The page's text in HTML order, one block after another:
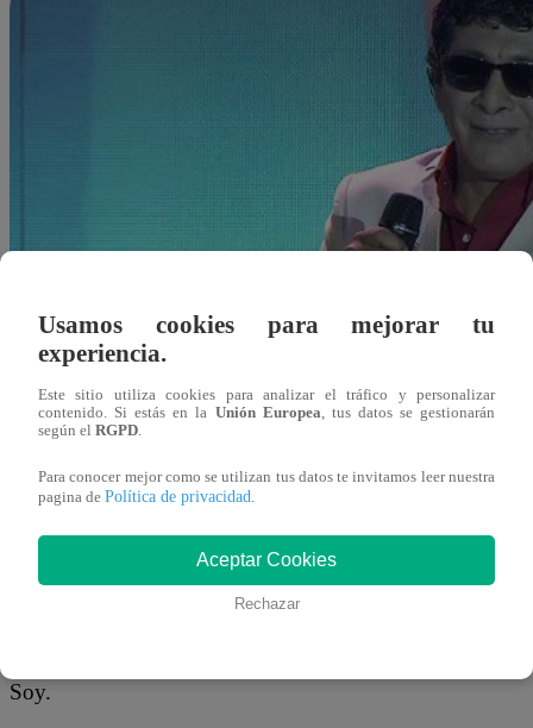
06 de septiembre 2018
Soy.
Usamos cookies para mejorar tu
experiencia.
Este sitio utiliza cookies para analizar el tráfico y personalizar
contenido. Si estás en la Unión Europea , tus datos se gestionarán
según el RGPD
Para conocer mejor como se utilizan tus datos te invitamos leer nuestra
pagina de Política de privacidad
Aceptar Cookies
Rechazar